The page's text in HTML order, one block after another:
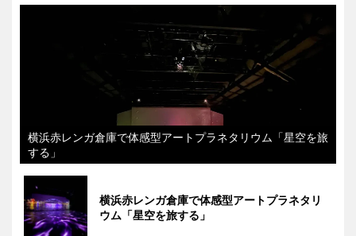
横浜赤レンガ倉庫で体感型アートプラネタリウム「星空を旅
する」
横浜赤レンガ倉庫で体感型アートプラネタリ
ウム「星空を旅する」